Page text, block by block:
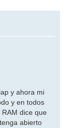
y ahora mi
y en todos
dice que
abierto